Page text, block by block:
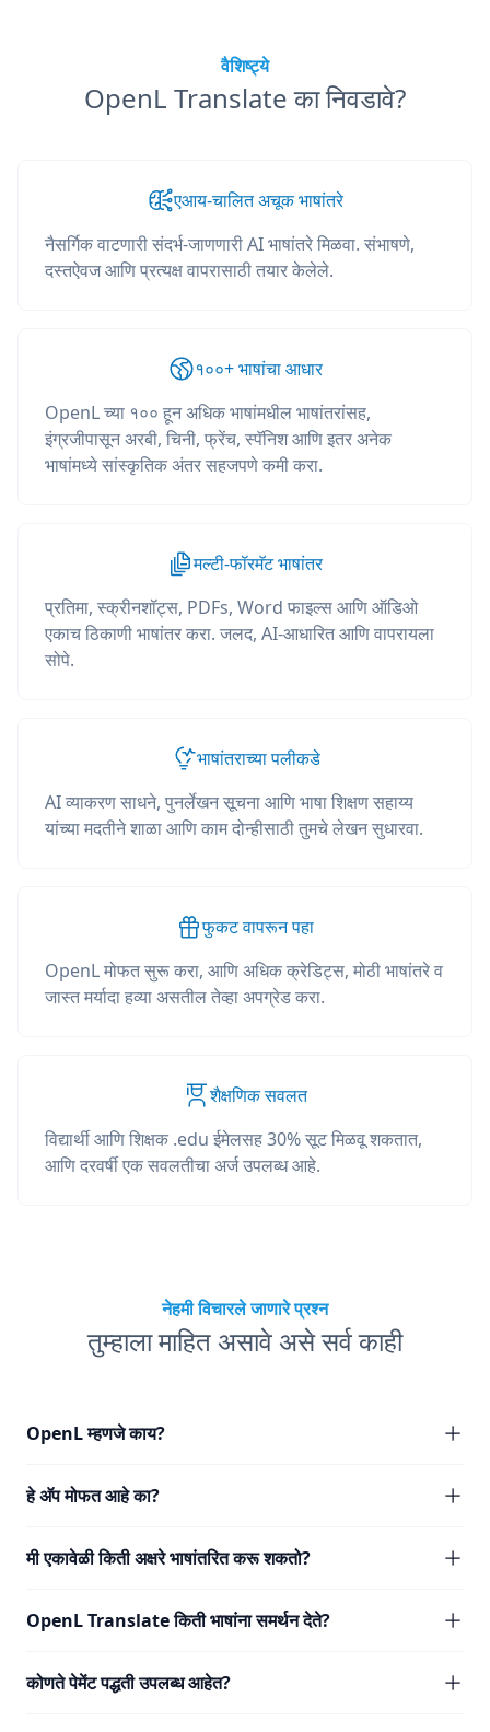
वैशिष्ट्ये
OpenL Translate का निवडावे?
एआय-चालित अचूक भाषांतरे
नैसर्गिक वाटणारी संदर्भ-जाणणारी AI भाषांतरे मिळवा. संभाषणे,
दस्तऐवज आणि प्रत्यक्ष वापरासाठी तयार केलेले.
१००+ भाषांचा आधार
OpenL च्या १०० हून अधिक भाषांमधील भाषांतरांसह,
इंग्रजीपासून अरबी, चिनी, फ्रेंच, स्पॅनिश आणि इतर अनेक
भाषांमध्ये सांस्कृतिक अंतर सहजपणे कमी करा.
मल्टी-फॉरमॅट भाषांतर
प्रतिमा, स्क्रीनशॉट्स, PDFs, Word फाइल्स आणि ऑडिओ
एकाच ठिकाणी भाषांतर करा. जलद, AI-आधारित आणि वापरायला
सोपे.
भाषांतराच्या पलीकडे
AI व्याकरण साधने, पुनर्लेखन सूचना आणि भाषा शिक्षण सहाय्य
यांच्या मदतीने शाळा आणि काम दोन्हीसाठी तुमचे लेखन सुधारवा.
फुकट वापरून पहा
OpenL मोफत सुरू करा, आणि अधिक क्रेडिट्स, मोठी भाषांतरे व
जास्त मर्यादा हव्या असतील तेव्हा अपग्रेड करा.
शैक्षणिक सवलत
विद्यार्थी आणि शिक्षक .edu ईमेलसह 30% सूट मिळवू शकतात,
आणि दरवर्षी एक सवलतीचा अर्ज उपलब्ध आहे.
नेहमी विचारले जाणारे प्रश्न
तुम्हाला माहित असावे असे सर्व काही
OpenL म्हणजे काय?
हे अ‍ॅप मोफत आहे का?
मी एकावेळी किती अक्षरे भाषांतरित करू शकतो?
OpenL Translate किती भाषांना समर्थन देते?
कोणते पेमेंट पद्धती उपलब्ध आहेत?